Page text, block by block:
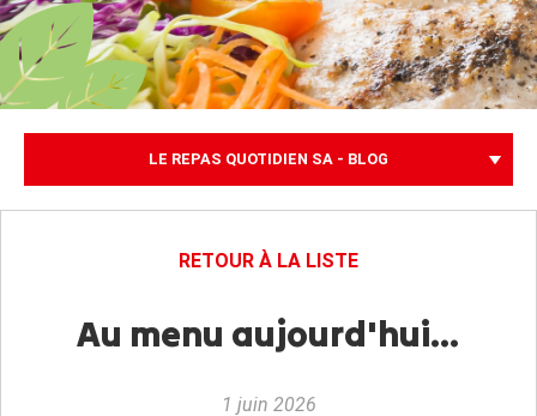
LE REPAS QUOTIDIEN SA - BLOG
RETOUR À LA LISTE
Au menu aujourd'hui...
1 juin 2026